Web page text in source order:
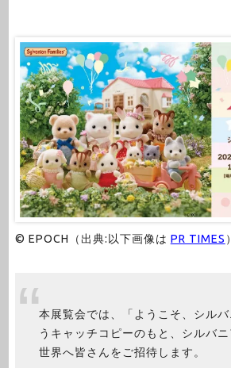
© EPOCH（出典:以下画像は PR TIMES ）
本展覧会では、「ようこそ、シル
うキャッチコピーのもと、シルバ
世界へ皆さんをご招待します。